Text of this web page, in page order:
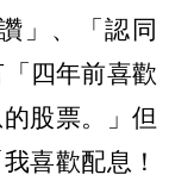
」、「認同
四年前喜歡
股票。」但
喜歡配息！